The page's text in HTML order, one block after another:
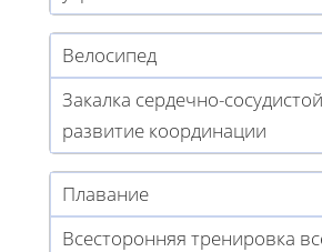
Велосипед
Закалка сердечно-
развитие координации
Плавание
Всесторонняя тренировка